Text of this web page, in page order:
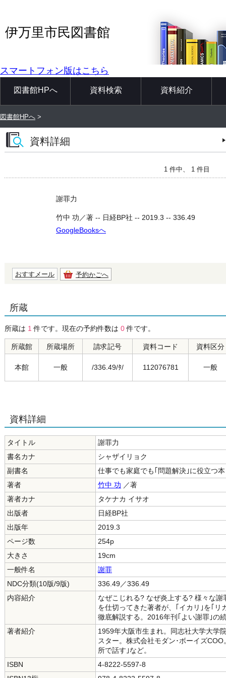
伊万里市民図書館
スマートフォン版はこちら
図書館HPへ 資料検索 資料紹介
図書館HPへ >
資料詳細
1 件中、 1 件目
謝罪力
竹中 功／著 -- 日経BP社 -- 2019.3 -- 336.49
GoogleBooksへ
おすすメール 予約かごへ
所蔵
所蔵は 1 件です。現在の予約件数は 0件です。
所蔵館 所蔵場所 請求記号 資料コード 資料区分
本館 一般 /336.49/ﾀ/ 112076781 一般
資料詳細
タイトル
謝罪力
書名カナ
シャザイリョク
副書名
仕事でも家庭でも｢問題解決｣に役立つ本
著者
竹中 功 ／著
著者カナ
タケナカ イサオ
出版者
日経BP社
出版年
2019.3
ページ数
254p
大きさ
19cm
一般件名
謝罪
NDC分類(10版/9版)
336.49／336.49
内容紹介
なぜこじれる? なぜ炎上する? 様々な
を仕切ってきた著者が、｢イカリ｣を｢
徹底解説する。2016年刊｢よい謝罪｣の
著者紹介
1959年大阪市生まれ。同志社大学大学
スター。株式会社モダン･ボーイズ
所で話す｣など。
ISBN
4-8222-5597-8